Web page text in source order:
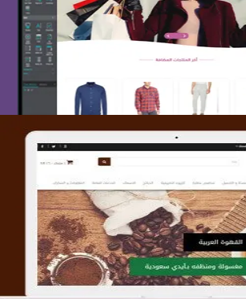
التفاصيل
تصميم متجر الكاجو
التفاصيل